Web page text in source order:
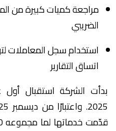
مراجعة كميات كبيرة من
الضريبي
استخدام سجل المعاملات
اتساق التقارير
بدأت الشركة استقبال أول